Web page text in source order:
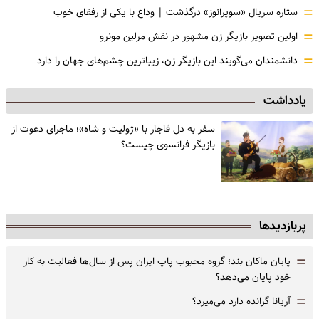
= ستاره سریال «سوپرانوز» درگذشت | وداع با یکی از رفقای خوب
= اولین تصویر بازیگر زن مشهور در نقش مرلین مونرو
= دانشمندان می‌گویند این بازیگر زن، زیباترین چشم‌های جهان را دارد
یادداشت
سفر به دل قاجار با «ژولیت و شاه»؛ ماجرای دعوت از
‌بازیگر فرانسوی چیست؟
پربازدیدها
= پایان ماکان بند؛ گروه محبوب پاپ ایران پس از سال‌ها فعالیت به کار
خود پایان می‌دهد؟
= آریانا گرانده دارد می‌میرد؟